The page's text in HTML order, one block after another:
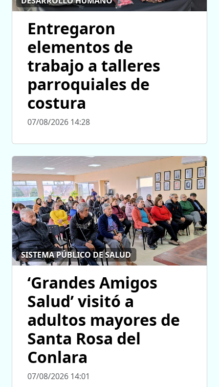
Entregaron
elementos de
trabajo a talleres
parroquiales de
costura
07/08/2026 14:28
SISTEMA PÚBLICO DE SALUD
‘Grandes Amigos
Salud’ visitó a
adultos mayores de
Santa Rosa del
Conlara
07/08/2026 14:01